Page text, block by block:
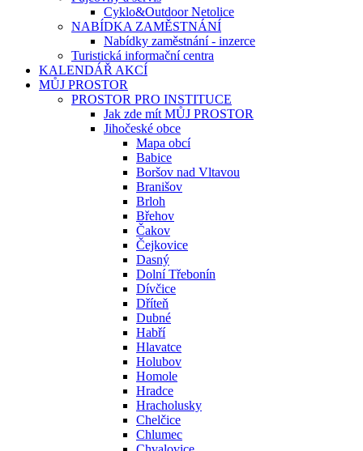
Cyklo&Outdoor Netolice
NABÍDKA ZAMĚSTNÁNÍ
Nabídky zaměstnání - inzerce
Turistická informační centra
KALENDÁŘ AKCÍ
MŮJ PROSTOR
PROSTOR PRO INSTITUCE
Jak zde mít MŮJ PROSTOR
Jihočeské obce
Mapa obcí
Babice
Boršov nad Vltavou
Branišov
Brloh
Břehov
Čakov
Čejkovice
Dasný
Dolní Třebonín
Dívčice
Dříteň
Dubné
Habří
Hlavatce
Holubov
Homole
Hradce
Hracholusky
Chelčice
Chlumec